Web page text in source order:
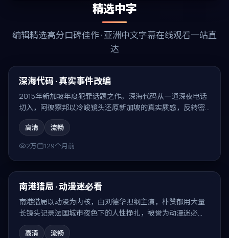
精选中字
编辑精选高分口碑佳作 · 亚洲中文字幕在线观看一站直
达
精选
深海代码 · 真实事件改编
2015年新加坡年度犯罪话题之作。深海代码从一通深夜电话
切入，阿彼察邦以冷峻镜头还原新加坡的真实质感，反转密
集、回味无穷。
高清
流畅
2万
129个月前
精选
南港猎局 · 动漫迷必看
南港猎局以动漫为内核，由刘德华担纲主演，朴赞郁用大量
长镜头记录法国城市夜色下的人性挣扎，被誉为动漫迷必
看。
高清
流畅